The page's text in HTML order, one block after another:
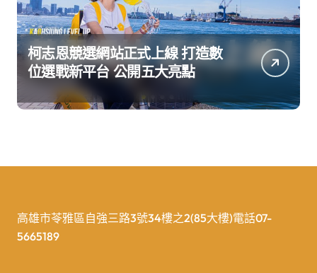
柯志恩競選網站正式上線 打造數
位選戰新平台 公開五大亮點
高雄市苓雅區自強三路3號34樓之2(85大樓)電話07-
5665189